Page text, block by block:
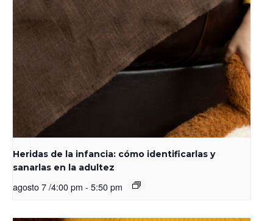
Heridas de la infancia: cómo identificarlas y
sanarlas en la adultez
agosto 7 /4:00 pm - 5:50 pm